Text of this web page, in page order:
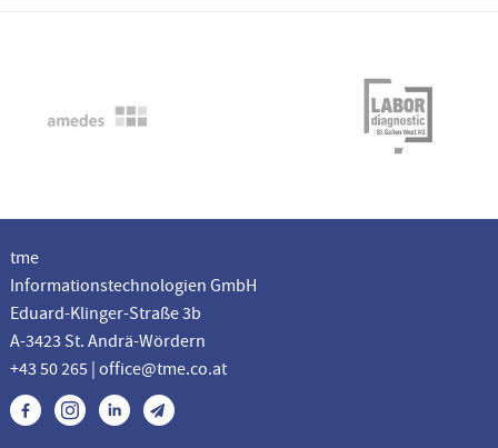
tme
Informationstechnologien GmbH
Eduard-Klinger-Straße 3b
A-3423 St. Andrä-Wördern
+43 50 265 | office@tme.co.at